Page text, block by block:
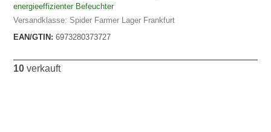
energieeffizienter Befeuchter
Versandklasse: Spider Farmer Lager Frankfurt
EAN/GTIN:6973280373727
10 verkauft